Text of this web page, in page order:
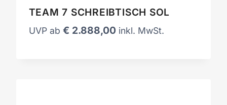
TEAM 7 SCHREIBTISCH SOL
UVP ab € 2.888,00 inkl. MwSt.